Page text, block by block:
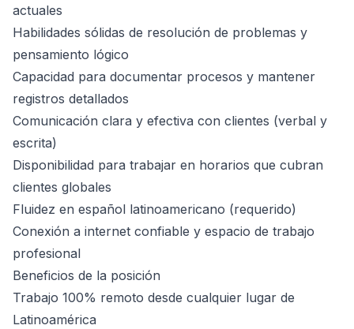
actuales
Habilidades sólidas de resolución de problemas y
pensamiento lógico
Capacidad para documentar procesos y mantener
registros detallados
Comunicación clara y efectiva con clientes (verbal y
escrita)
Disponibilidad para trabajar en horarios que cubran
clientes globales
Fluidez en español latinoamericano (requerido)
Conexión a internet confiable y espacio de trabajo
profesional
Beneficios de la posición
Trabajo 100% remoto desde cualquier lugar de
Latinoamérica